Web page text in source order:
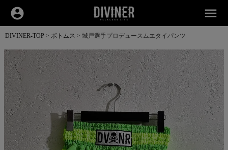
account_circle menu
DIVINER-TOP ボトムス 城戸選手プロデュースムエタイパンツ